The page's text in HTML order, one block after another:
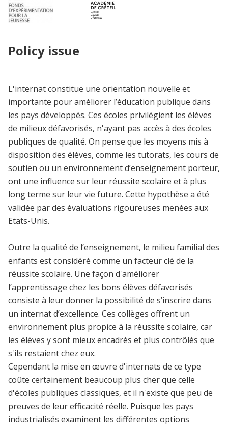
Policy issue
L'internat constitue une orientation nouvelle et
importante pour améliorer l’éducation publique dans
les pays développés. Ces écoles privilégient les élèves
de milieux défavorisés, n'ayant pas accès à des écoles
publiques de qualité. On pense que les moyens mis à
disposition des élèves, comme les tutorats, les cours de
soutien ou un environnement d’enseignement porteur,
ont une influence sur leur réussite scolaire et à plus
long terme sur leur vie future. Cette hypothèse a été
validée par des évaluations rigoureuses menées aux
Etats-Unis.
Outre la qualité de l’enseignement, le milieu familial des
enfants est considéré comme un facteur clé de la
réussite scolaire. Une façon d'améliorer
l’apprentissage chez les bons élèves défavorisés
consiste à leur donner la possibilité de s’inscrire dans
un internat d’excellence. Ces collèges offrent un
environnement plus propice à la réussite scolaire, car
les élèves y sont mieux encadrés et plus contrôlés que
s'ils restaient chez eux.
Cependant la mise en œuvre d'internats de ce type
coûte certainement beaucoup plus cher que celle
d'écoles publiques classiques, et il n'existe que peu de
preuves de leur efficacité réelle. Puisque les pays
industrialisés examinent les différentes options